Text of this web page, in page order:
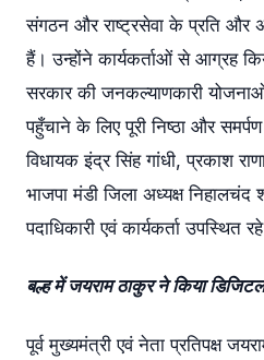
संगठन और राष्ट्रसेवा के प्रति और
हैं। उन्होंने कार्यकर्ताओं से आग्रह
सरकार की जनकल्याणकारी
पहुँचाने के लिए पूरी निष्ठा और
विधायक इंद्र सिंह गांधी, प्रकाश
भाजपा मंडी जिला अध्यक्ष
पदाधिकारी एवं कार्यकर्ता उपस्थित
बल्ह में जयराम ठाकुर ने किया
पूर्व मुख्यमंत्री एवं नेता प्रतिपक्ष